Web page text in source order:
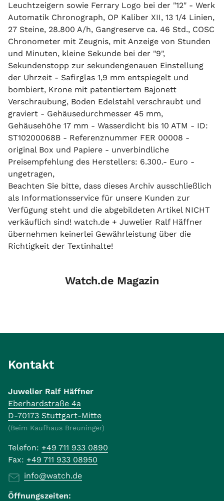
Leuchtzeigern sowie Ferrary Logo bei der "12" - Werk
Automatik Chronograph, OP Kaliber XII, 13 1/4 Linien,
27 Steine, 28.800 A/h, Gangreserve ca. 46 Std., COSC
Chronometer mit Zeugnis, mit Anzeige von Stunden
und Minuten, kleine Sekunde bei der "9",
Sekundenstopp zur sekundengenauen Einstellung
der Uhrzeit - Safirglas 1,9 mm entspiegelt und
bombiert, Krone mit patentiertem Bajonett
Verschraubung, Boden Edelstahl verschraubt und
graviert - Gehäusedurchmesser 45 mm,
Gehäusehöhe 17 mm - Wasserdicht bis 10 ATM - ID:
ST10200068B - Referenznummer FER 00008 -
original Box und Papiere - unverbindliche
Preisempfehlung des Herstellers: 6.300.- Euro -
ungetragen,
Beachten Sie bitte, dass dieses Archiv ausschließlich
als Informationsservice für unsere Kunden zur
Verfügung steht und die abgebildeten Artikel NICHT
verkäuflich sind! watch.de + Juwelier Ralf Häffner
übernehmen keinerlei Gewährleistung über die
Richtigkeit der Textinhalte!
Watch.de Magazin
Kontakt
Juwelier Ralf Häffner
Eberhardstraße 4a
D-70173 Stuttgart-Mitte
(Beim Kaufhaus Breuninger)
Telefon: +49 711 933 0890
Fax: +49 711 933 08950
info@watch.de
Öffnungszeiten: